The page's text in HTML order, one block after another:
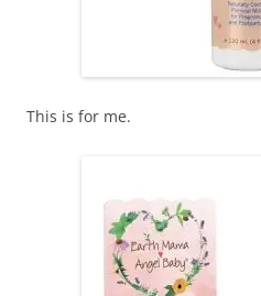
This is for me.